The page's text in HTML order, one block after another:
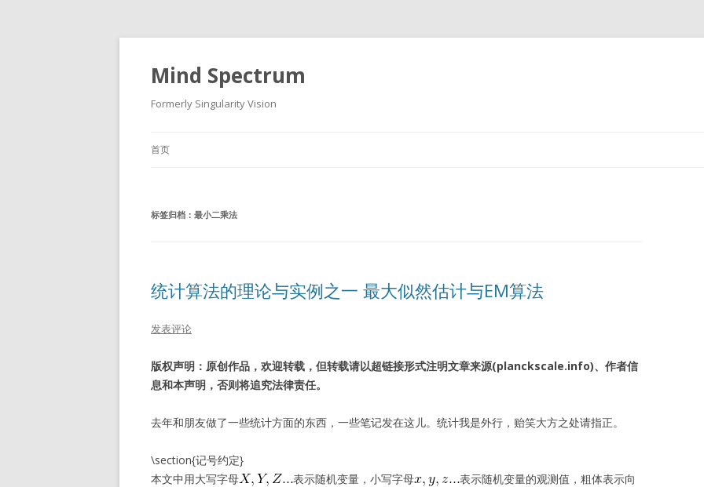
Mind Spectrum
Formerly Singularity Vision
首页
标签归档： 最小二乘法
统计算法的理论与实例之一 最大似然估计与EM算法
发表评论
版权声明：原创作品，欢迎转载，但转载请以超链接形式注明文章来源(planckscale.info)、作者信
息和本声明，否则将追究法律责任。
去年和朋友做了一些统计方面的东西，一些笔记发在这儿。统计我是外行，贻笑大方之处请指正。
\section{记号约定}
本文中用大写字母
表示随机变量，小写字母
表示随机变量的观测值，粗体表示向